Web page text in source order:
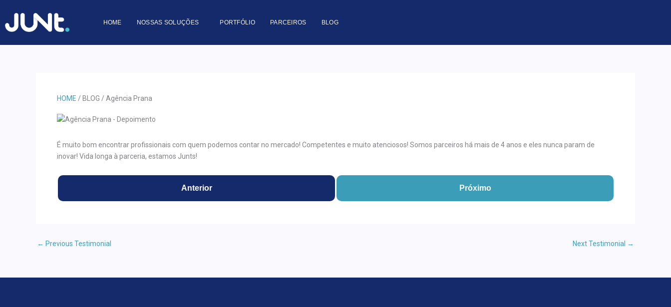
content
HOME NOSSAS SOLUÇÕES PORTFÓLIO PARCEIROS BLOG
HOME / BLOG / Agência Prana
É muito bom encontrar profissionais com quem podemos contar no mercado! Competentes e muito atenciosos! Somos parceiros há mais de 4 anos e eles nunca param de
inovar! Vida longa à parceria, estamos Junts!
Anterior Próximo
← Previous Testimonial Next Testimonial →